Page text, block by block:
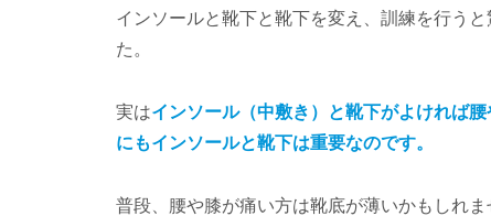
インソールと靴下と靴下を変え、訓練を行う
た。
実はインソール（中敷き）と靴下がよければ
にもインソールと靴下は重要なのです。
普段、腰や膝が痛い方は靴底が薄いかもしれま